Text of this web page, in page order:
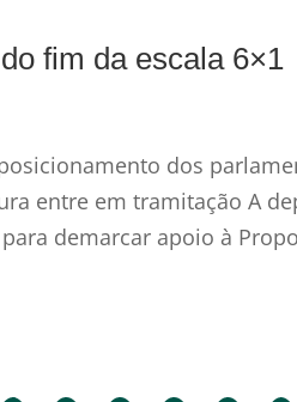
fim da escala 6×1
dos
entre em tramitação A
demarcar apoio à